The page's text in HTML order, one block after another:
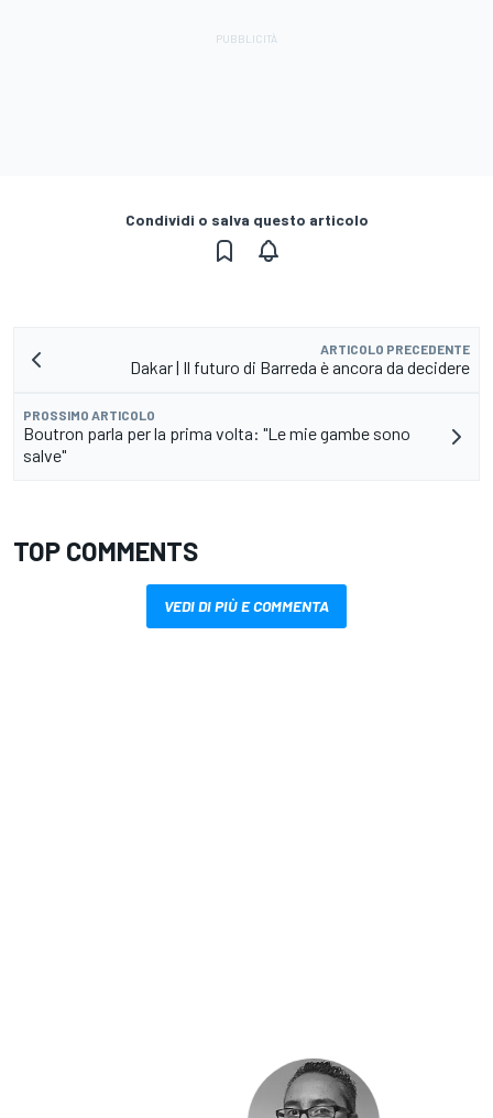
Condividi o salva questo articolo
ARTICOLO PRECEDENTE
Dakar | Il futuro di Barreda è ancora da decidere
PROSSIMO ARTICOLO
Boutron parla per la prima volta: "Le mie gambe sono
salve"
TOP COMMENTS
VEDI DI PIÙ E COMMENTA